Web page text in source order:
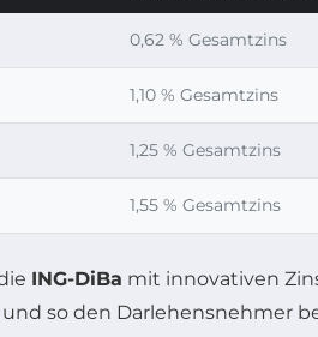
0,62 % Gesamtzins
1,10 % Gesamtzins
1,25 % Gesamtzins
1,55 % Gesamtzins
ING-DiBa mit innovativen
so den Darlehensnehmer